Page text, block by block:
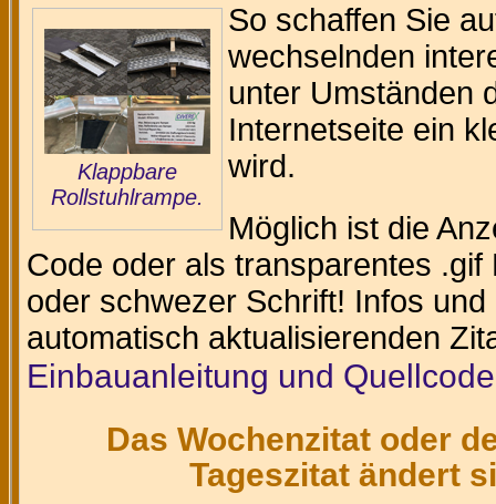
Klappbare
Rollstuhlrampe.
So schaffen Sie
wechselnden
unter Umständen
Internetseite ein
wird.
Möglich ist die
Code oder als transparentes
oder schwezer Schrift! Infos
automatisch aktualisierenden
Einbauanleitung und Quellcode
Das Wochenzitat oder
Tageszitat ändert